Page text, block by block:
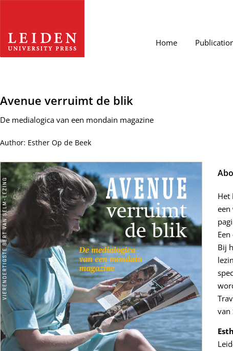
Home
Avenue verruimt de blik
De medialogica van een mondain magazine
Author: Esther Op de Beek
Het
een
Bij
van